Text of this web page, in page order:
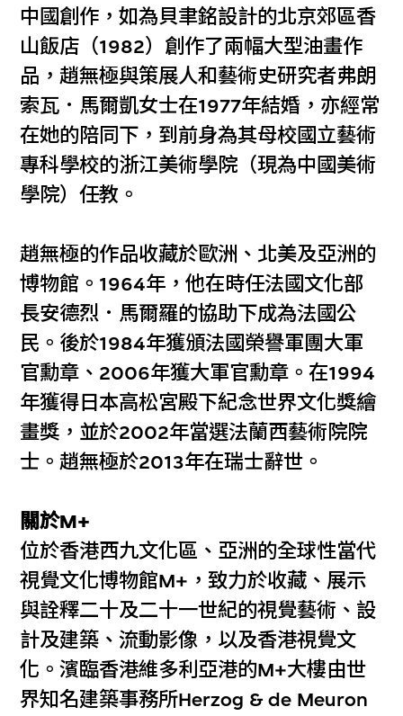
中國創作，如為貝聿銘設計的北京郊區香
山飯店（1982）創作了兩幅大型油畫作
品，趙無極與策展人和藝術史研究者弗朗
索瓦．馬爾凱女士在1977年結婚，亦經常
在她的陪同下，到前身為其母校國立藝術
專科學校的浙江美術學院（現為中國美術
學院）任教。
趙無極的作品收藏於歐洲、北美及亞洲的
博物館。1964年，他在時任法國文化部
長安德烈．馬爾羅的協助下成為法國公
民。後於1984年獲頒法國榮譽軍團大軍
官勳章、2006年獲大軍官勳章。在1994
年獲得日本高松宮殿下紀念世界文化獎繪
畫獎，並於2002年當選法蘭西藝術院院
士。趙無極於2013年在瑞士辭世。
關於M+
位於香港西九文化區、亞洲的全球性當代
視覺文化博物館M+，致力於收藏、展示
與詮釋二十及二十一世紀的視覺藝術、設
計及建築、流動影像，以及香港視覺文
化。濱臨香港維多利亞港的M+大樓由世
界知名建築事務所Herzog & de Meuron